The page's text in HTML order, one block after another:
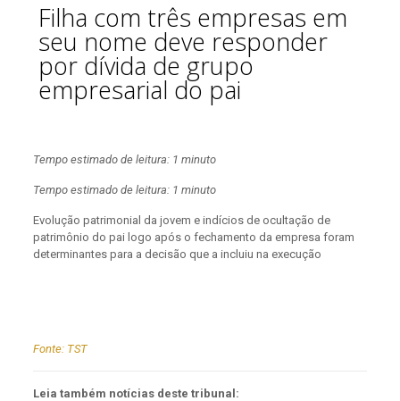
Filha com três empresas em
seu nome deve responder
por dívida de grupo
empresarial do pai
Tempo estimado de leitura: 1 minuto
Tempo estimado de leitura: 1 minuto
Evolução patrimonial da jovem e indícios de ocultação de
patrimônio do pai logo após o fechamento da empresa foram
determinantes para a decisão que a incluiu na execução
Fonte: TST
Leia também notícias deste tribunal: